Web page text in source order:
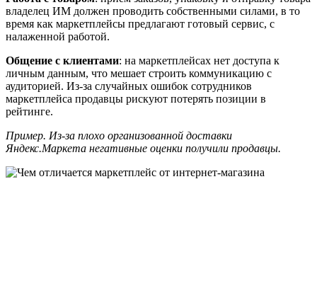
владелец ИМ должен проводить собственными силами, в то
время как маркетплейсы предлагают готовый сервис, с
налаженной работой.
Общение с клиентами: на маркетплейсах нет доступа к
личным данным, что мешает строить коммуникацию с
аудиторией. Из-за случайных ошибок сотрудников
маркетплейса продавцы рискуют потерять позиции в
рейтинге.
Пример. Из-за плохо организованной доставки
Яндекс.Маркета негативные оценки получили продавцы.